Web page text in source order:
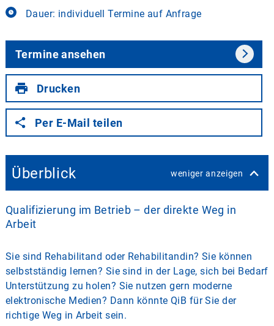
Dauer: individuell Termine auf Anfrage
Termine ansehen
Drucken
Per E-Mail teilen
Überblick weniger anzeigen
Qualifizierung im Betrieb – der direkte Weg in
Arbeit
Sie sind Rehabilitand oder Rehabilitandin? Sie können
selbstständig lernen? Sie sind in der Lage, sich bei Bedarf
Unterstützung zu holen? Sie nutzen gern moderne
elektronische Medien? Dann könnte QiB für Sie der
richtige Weg in Arbeit sein.